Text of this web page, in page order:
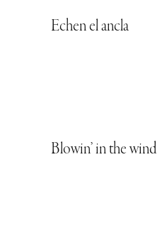
Echen el ancla
Blowin’ in the wind